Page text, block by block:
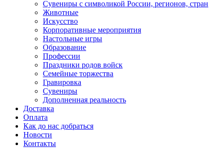
Сувениры с символикой России, регионов, стран
Животные
Искусство
Корпоративные мероприятия
Настольные игры
Образование
Профессии
Праздники родов войск
Семейные торжества
Гравировка
Сувениры
Дополненная реальность
Доставка
Оплата
Как до нас добраться
Новости
Контакты